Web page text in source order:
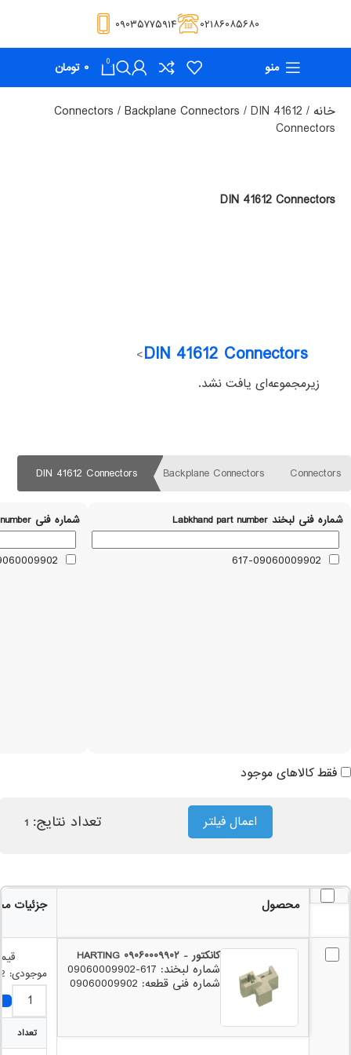
۰۲۱۸۶۰۸۵۶۸۰ ۰۹۰۳۵۷۷۵۹۱۴
منو 0 ۰ تومان
خانه Connectors Backplane Connectors
DIN 41612
Connectors
DIN 41612 Connectors
DIN 41612 Connectors
>
زیرمجموعه‌ای یافت نشد.
Connectors
Backplane Connectors
DIN 41612 Connectors
شماره فنی لبخند Labkhand part number شماره فنی Part number
فقط کالاهای موجود
اعمال فیلتر تعداد نتایج:1
محصول جزئیات
کانکتور - HARTING ۰۹۰۶۰۰۰۹۹۰۲
شماره لبخند: 617-09060009902
شماره فنی قطعه: 09060009902
موجودی: 2
تعداد